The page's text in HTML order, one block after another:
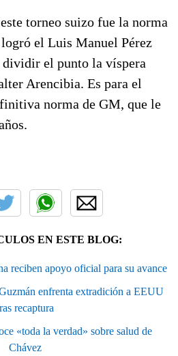
torneo suizo fue la norma
el Luis Manuel Pérez
el punto la víspera
Arencibia. Es para el
norma de GM, que le
EN ESTE BLOG:
reciben apoyo oficial para su avance
Guzmán enfrenta extradición a EEUU
recaptura
«toda la verdad» sobre salud de
Chávez